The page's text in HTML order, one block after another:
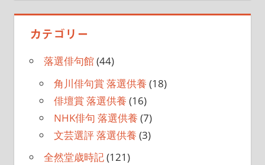
カテゴリー
落選俳句館(44)
角川俳句賞 落選供養 (18)
俳壇賞 落選供養 (16)
NHK俳句 落選供養 (7)
文芸選評 落選供養 (3)
全然堂歳時記(121)